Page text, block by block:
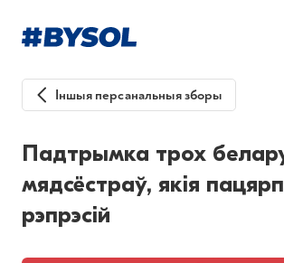
Іншыя персанальныя зборы
Падтрымка трох
мядсёстраў, якія
рэпрэсій